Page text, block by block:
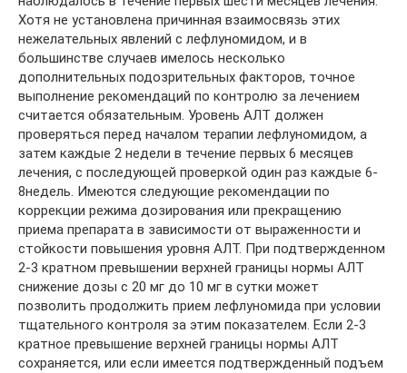
Хотя не установлена причинная взаимосвязь этих
нежелательных явлений с лефлуномидом, и в
большинстве случаев имелось несколько
дополнительных подозрительных факторов, точное
выполнение рекомендаций по контролю за лечением
считается обязательным. Уровень АЛТ должен
проверяться перед началом терапии лефлуномидом, а
затем каждые 2 недели в течение первых 6 месяцев
лечения, с последующей проверкой один раз каждые 6-
8недель. Имеются следующие рекомендации по
коррекции режима дозирования или прекращению
приема препарата в зависимости от выраженности и
стойкости повышения уровня АЛТ. При подтвержденном
2-3 кратном превышении верхней границы нормы АЛТ
снижение дозы с 20 мг до 10 мг в сутки может
позволить продолжить прием лефлуномида при условии
тщательного контроля за этим показателем. Если 2-3
кратное превышение верхней границы нормы АЛТ
сохраняется, или если имеется подтвержденный подъем